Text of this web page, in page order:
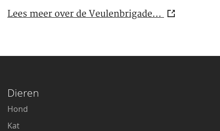
Lees meer over de Veulenbrigade…
Dieren
Hond
Kat